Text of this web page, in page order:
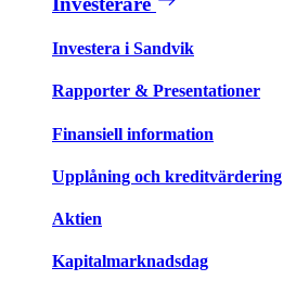
Investera i Sandvik
Rapporter & Presentationer
Finansiell information
Upplåning och kreditvärdering
Aktien
Kapitalmarknadsdag